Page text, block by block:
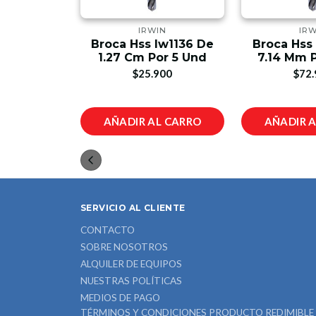
IRWIN
Broca Hss Iw1136 De
1.27 Cm Por 5 Und
$25.900
AÑADIR AL CARRO
Broca Hss
7.14 Mm
AÑADIR
SERVICIO AL CLIENTE
CONTACTO
SOBRE NOSOTROS
ALQUILER DE EQUIPOS
NUESTRAS POLÍTICAS
MEDIOS DE PAGO
TÉRMINOS Y CONDICIONES PRODUCTO REDIMIBLE